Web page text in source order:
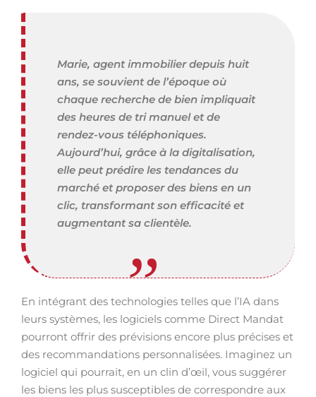
Marie, agent immobilier depuis huit
ans, se souvient de l’époque où
chaque recherche de bien impliquait
des heures de tri manuel et de
rendez-vous téléphoniques.
Aujourd’hui, grâce à la digitalisation,
elle peut prédire les tendances du
marché et proposer des biens en un
clic, transformant son efficacité et
augmentant sa clientèle.
En intégrant des technologies telles que l’IA dans
leurs systèmes, les logiciels comme Direct Mandat
pourront offrir des prévisions encore plus précises et
des recommandations personnalisées. Imaginez un
logiciel qui pourrait, en un clin d’œil, vous suggérer
les biens les plus susceptibles de correspondre aux